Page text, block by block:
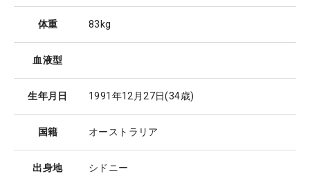
体重 83kg
血液型
生年月日 1991年12月27日(34歳)
国籍 オーストラリア
出身地 シドニー